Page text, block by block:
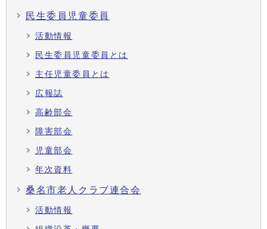
民生委員児童委員
活動情報
民生委員児童委員とは
主任児童委員とは
広報誌
高齢部会
障害部会
児童部会
年次資料
桑名市老人クラブ連合会
活動情報